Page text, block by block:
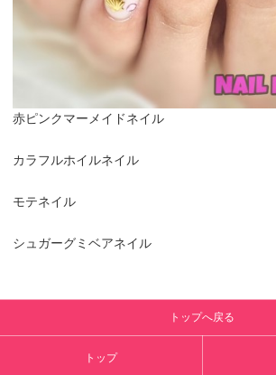
赤ピンクマーメイドネイル
カラフルホイルネイル
モテネイル
シュガーグミベアネイル
トップへ戻る
トップ